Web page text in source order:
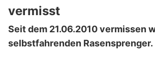
vermisst
Seit dem 21.06.2010 vermissen
selbstfahrenden Rasensprenger.